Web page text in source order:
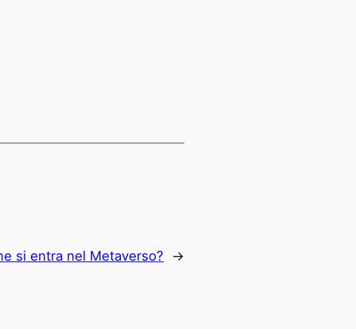
si entra nel Metaverso? →